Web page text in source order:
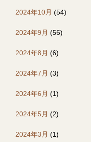
2024年10月 (54)
2024年9月 (56)
2024年8月 (6)
2024年7月 (3)
2024年6月 (1)
2024年5月 (2)
2024年3月 (1)